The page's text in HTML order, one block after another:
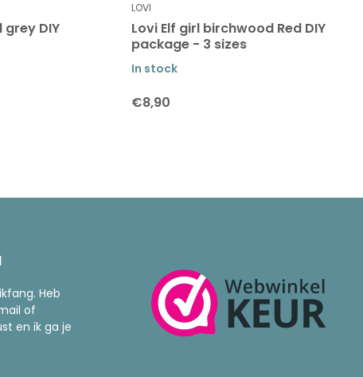
grey DIY
LOVI
Lovi Elf girl birchwood Red DIY
package - 3 sizes
In stock
€8,90
Heb
of
en ik ga je